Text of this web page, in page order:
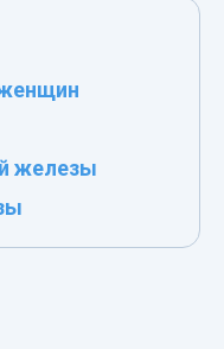
железы